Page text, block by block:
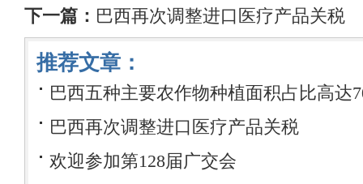
下一篇： 巴西再次调整进口医疗产品关税
推荐文章：
巴西五种主要农作物种植面积占比高达
巴西再次调整进口医疗产品关税
欢迎参加第128届广交会